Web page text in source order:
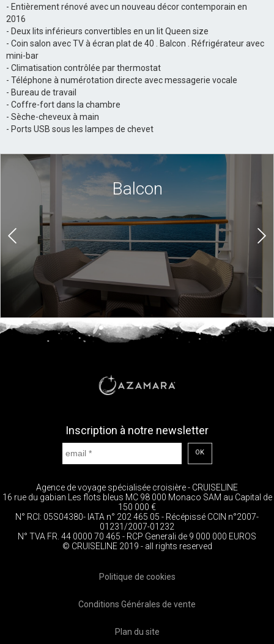
- Entièrement rénové avec un nouveau décor contemporain en
2016
- Deux lits inférieurs convertibles en un lit Queen size
- Coin salon avec TV à écran plat de 40 . Balcon . Réfrigérateur avec
mini-bar
- Climatisation contrôlée par thermostat
- Téléphone à numérotation directe avec messagerie vocale
- Bureau de travail
- Coffre-fort dans la chambre
- Sèche-cheveux à main
- Ports USB sous les lampes de chevet
Balcon
Inscription à notre newsletter
OK
Agence de voyage spécialisée croisière - CRUISELINE
16 rue du gabian Les flots bleus MC 98 000 Monaco SAM au Capital de
150 000 €
N° RCI: 05S04380- IATA n° 202 465 05 - Récépissé CCIN n°2007-
01231/2007-01232
N° TVA FR. 44 0000 70 465 - RCP Generali de 9 000 000 EUROS
© CRUISELINE 2019 - all rights reserved
Politique de cookies
Conditions Générales de vente
Plan du site